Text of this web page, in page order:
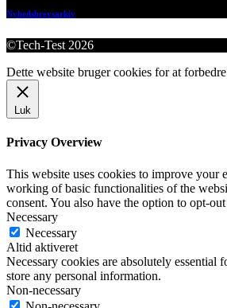
Nyhedsbrevsarkiv
©Tech-Test 2026
Dette website bruger cookies for at
Luk
Privacy Overview
This website uses cookies to improve your
working of basic functionalities of the
consent. You also have the option to opt-
Necessary
Necessary
Altid aktiveret
Necessary cookies are absolutely
store any personal information.
Non-necessary